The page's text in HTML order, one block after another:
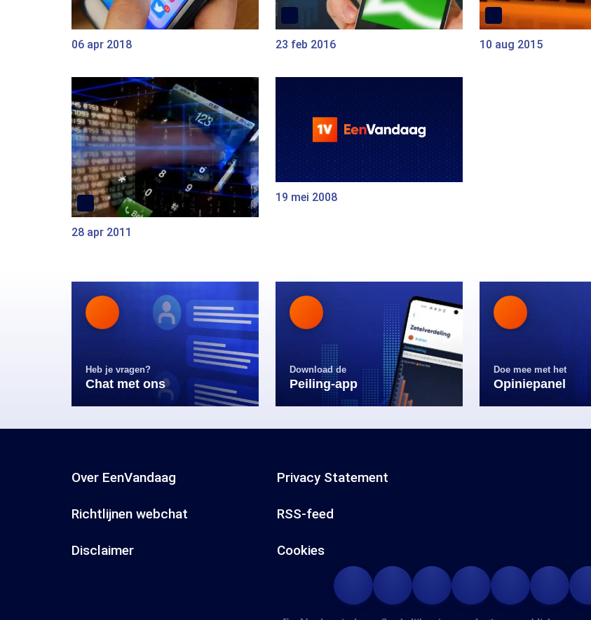
06 apr 2018 23 feb 2016 10 aug 2015
28 apr 2011
19 mei 2008
Heb je vragen?
Chat met ons
Download de
Peiling-app
Doe mee met het
Opiniepanel
Over EenVandaag Privacy Statement
Richtlijnen webchat RSS-feed
Disclaimer Cookies